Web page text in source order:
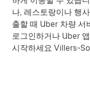
나, 레스토랑이나 행
출할 때 Uber 차량 서
로그인하거나 Uber
시작하세요 Villers-